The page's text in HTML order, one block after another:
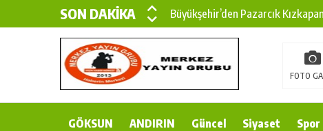
SON DAKİKA
Büyükşehir’den Pazarcık
Büyükşehir’den Pazarcık Kırsalına
Çin’den KSÜ’ye Uluslararası
Gençler Pusula Maraş Kampında
FOTO
GÖKSUN ANDIRIN Güncel Siyaset Spor